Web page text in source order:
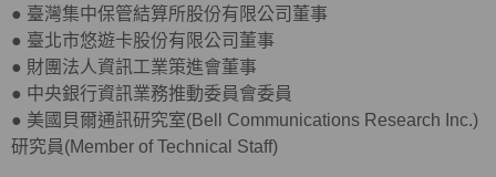
● 臺灣集中保管結算所股份有限公司董事
● 臺北市悠遊卡股份有限公司董事
● 財團法人資訊工業策進會董事
● 中央銀行資訊業務推動委員會委員
● 美國貝爾通訊研究室(Bell Communications Research Inc.)
研究員(Member of Technical Staff)